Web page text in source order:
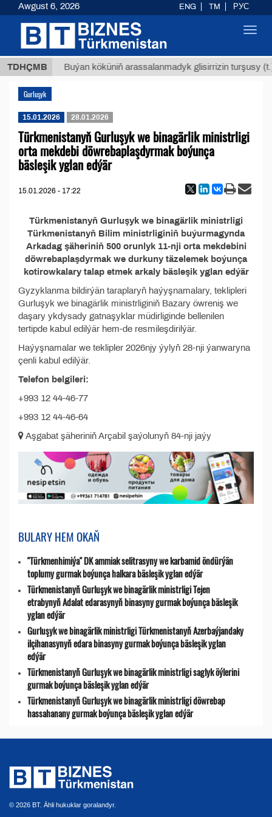
TDHÇMB
ТМТ Buýan köküniň arassalanmadyk glisirrizin turşusy (t.)
Gurluşyk
15.01.2026 28.01.2026
Türkmenistanyň Gurluşyk we binagärlik ministrligi
orta mekdebi döwrebaplaşdyrmak boýunça
bäsleşik yglan edýär
15.01.2026 - 17:22
Türkmenistanyň Gurluşyk we binagärlik ministrligi
Türkmenistanyň Bilim ministrliginiň buýurmagynda
Arkadag şäheriniň 500 orunlyk 11-nji orta mekdebini
döwrebaplaşdyrmak we durkuny täzelemek boýunça
kotirowkalary talap etmek arkaly bäsleşik yglan edýär
Gyzyklanma bildirýän taraplaryň haýyşnamalary, teklipleri
Gurluşyk we binagärlik ministrliginiň Bazary öwreniş we
daşary ykdysady gatnaşyklar müdirliginde bellenilen
tertipde kabul edilýär hem-de resmileşdirilýär.
Haýyşnamalar we teklipler 2026­njy ýylyň 28-nji ýanwaryna
çenli kabul edilýär.
Telefon belgileri:
+993 12 44-46-77
+993 12 44-46-64
Aşgabat şäheriniň Arçabil şaýolunyň 84-nji jaýy
BULARY HEM OKAŇ
"Türkmenhimiýa" DK ammiak selitrasyny we karbamid öndürýän
toplumy gurmak boýunça halkara bäsleşik yglan edýär
Türkmenistanyň Gurluşyk we binagärlik ministrligi Tejen
etrabynyň Adalat edarasynyň binasyny gurmak boýunça bäsleşik
yglan edýär
Gurluşyk we binagärlik ministrligi Türkmenistanyň Azerbaýjandaky
ilçihanasynyň edara binasyny gurmak boýunça bäsleşik yglan
edýär
Türkmenistanyň Gurluşyk we binagärlik ministrligi saglyk öýlerini
gurmak boýunça bäsleşik yglan edýär
Türkmenistanyň Gurluşyk we binagärlik ministrligi döwrebap
hassahanany gurmak boýunça bäsleşik yglan edýär
© 2026 BT. Ähli hukuklar goralandyr.
Awgust 6, 2026 ENG TM РУС